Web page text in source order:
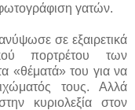
γατών.
σε εξαιρετικά
πορτρέτου των
«θέματά» του για να
τους. Αλλά
κυριολεξία στον